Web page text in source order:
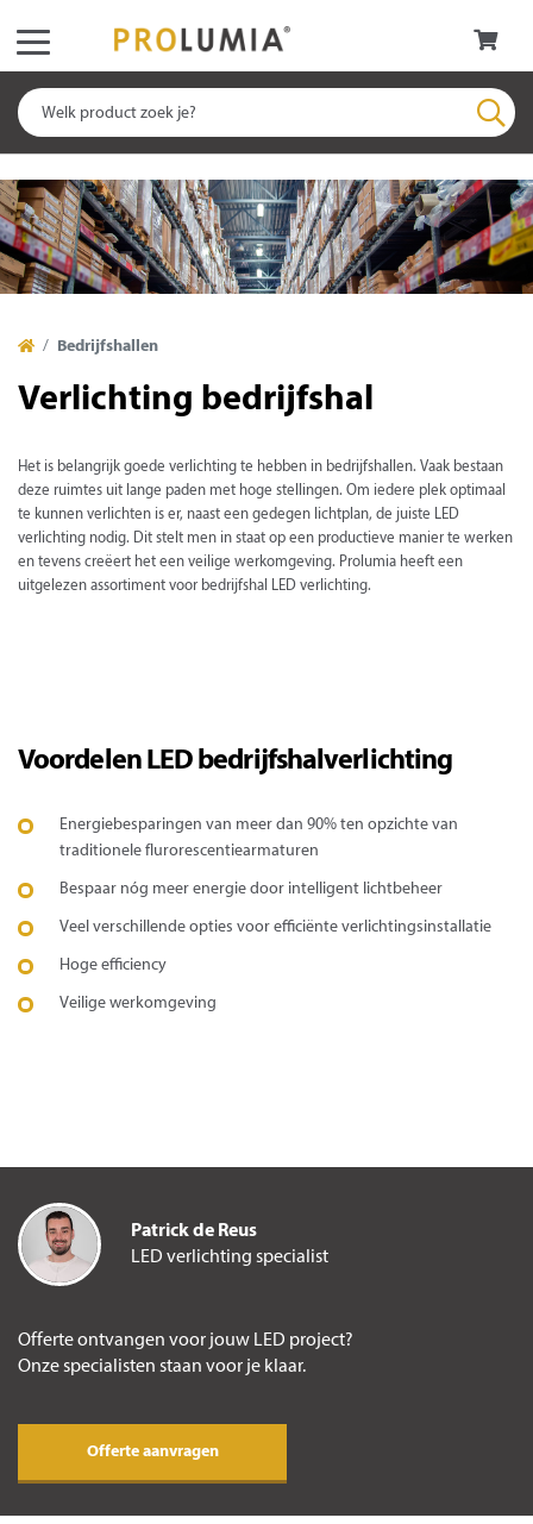
Bedrijfshallen
Verlichting bedrijfshal
Het is belangrijk goede verlichting te hebben in bedrijfshallen. Vaak bestaan
deze ruimtes uit lange paden met hoge stellingen. Om iedere plek optimaal
te kunnen verlichten is er, naast een gedegen lichtplan, de juiste LED
verlichting nodig. Dit stelt men in staat op een productieve manier te werken
en tevens creëert het een veilige werkomgeving. Prolumia heeft een
uitgelezen assortiment voor bedrijfshal LED verlichting.
Voordelen LED bedrijfshalverlichting
Energiebesparingen van meer dan 90% ten opzichte van
traditionele flurorescentiearmaturen
Bespaar nóg meer energie door intelligent lichtbeheer
Veel verschillende opties voor efficiënte verlichtingsinstallatie
Hoge efficiency
Veilige werkomgeving
Patrick de Reus
LED verlichting specialist
Offerte ontvangen voor jouw LED project?
Onze specialisten staan voor je klaar.
Offerte aanvragen